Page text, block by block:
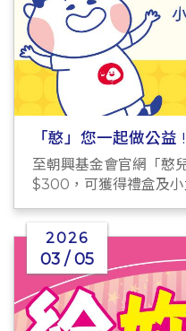
「憨」您一起做公益
至朝興基金會官網「憨
$300，可獲得禮盒及
2026
03 / 05